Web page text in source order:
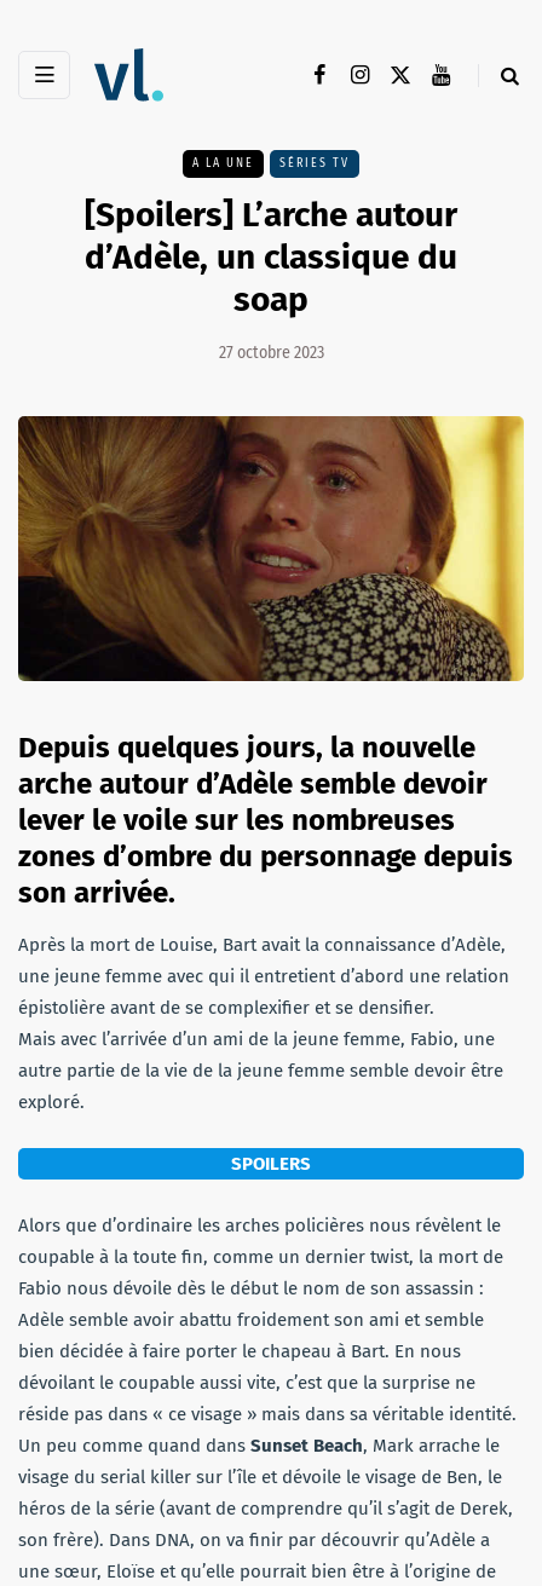
A LA UNE SÉRIES TV
[Spoilers] L’arche autour
d’Adèle, un classique du
soap
27 octobre 2023
Depuis quelques jours, la nouvelle
arche autour d’Adèle semble devoir
lever le voile sur les nombreuses
zones d’ombre du personnage depuis
son arrivée.
Après la mort de Louise, Bart avait la connaissance d’Adèle,
une jeune femme avec qui il entretient d’abord une relation
épistolière avant de se complexifier et se densifier.
Mais avec l’arrivée d’un ami de la jeune femme, Fabio, une
autre partie de la vie de la jeune femme semble devoir être
exploré.
SPOILERS
Alors que d’ordinaire les arches policières nous révèlent le
coupable à la toute fin, comme un dernier twist, la mort de
Fabio nous dévoile dès le début le nom de son assassin :
Adèle semble avoir abattu froidement son ami et semble
bien décidée à faire porter le chapeau à Bart. En nous
dévoilant le coupable aussi vite, c’est que la surprise ne
réside pas dans « ce visage » mais dans sa véritable identité.
Un peu comme quand dans Sunset Beach, Mark arrache le
visage du serial killer sur l’île et dévoile le visage de Ben, le
héros de la série (avant de comprendre qu’il s’agit de Derek,
son frère). Dans DNA, on va finir par découvrir qu’Adèle a
une sœur, Eloïse et qu’elle pourrait bien être à l’origine de